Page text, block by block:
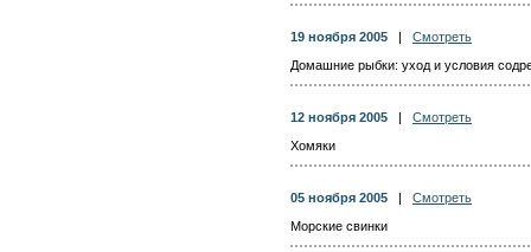
19 ноября 2005
Смотреть
Домашние рыбки: уход и условия
12 ноября 2005
Смотреть
Хомяки
05 ноября 2005
Смотреть
Морские свинки